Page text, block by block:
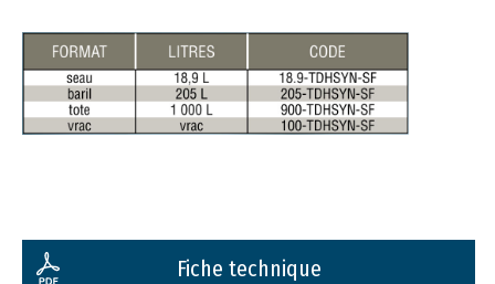
Fiche technique